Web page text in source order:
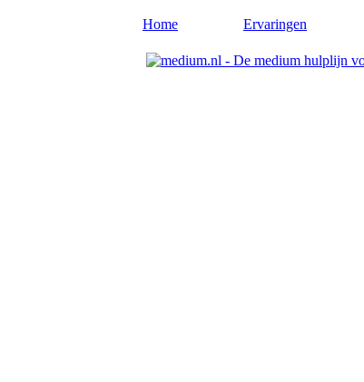
Home Ervaringen